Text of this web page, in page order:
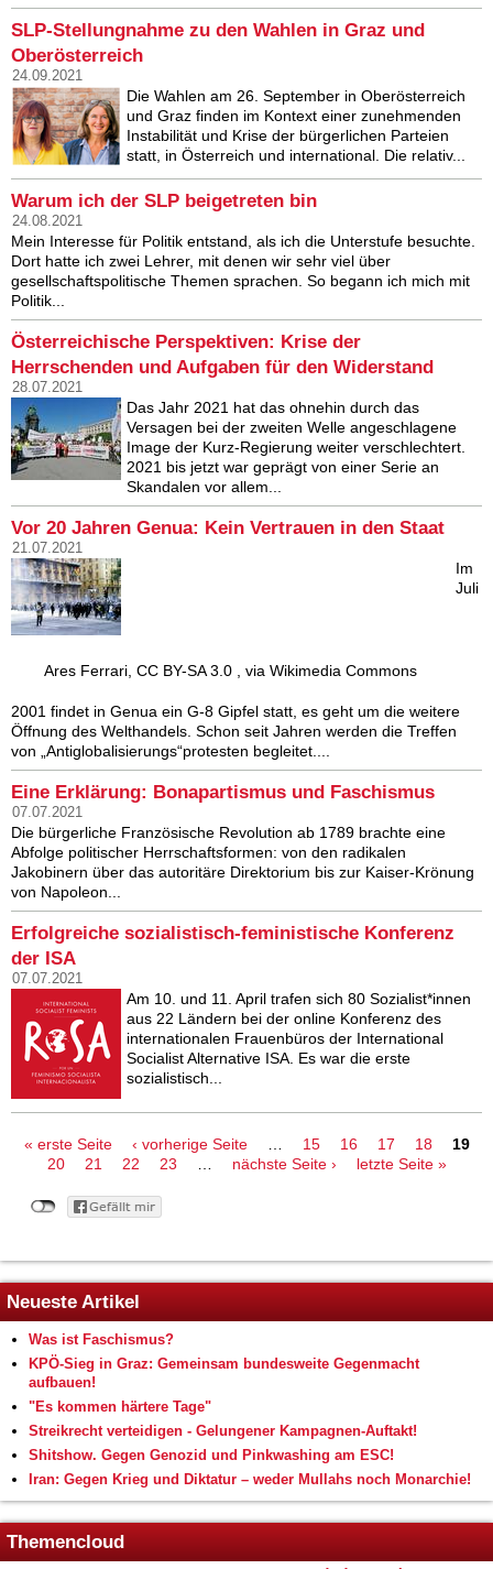
SLP-Stellungnahme zu den Wahlen in Graz und
Oberösterreich
24.09.2021
Die Wahlen am 26. September in Oberösterreich
und Graz finden im Kontext einer zunehmenden
Instabilität und Krise der bürgerlichen Parteien
statt, in Österreich und international. Die relativ...
Warum ich der SLP beigetreten bin
24.08.2021
Mein Interesse für Politik entstand, als ich die Unterstufe besuchte.
Dort hatte ich zwei Lehrer, mit denen wir sehr viel über
gesellschaftspolitische Themen sprachen. So begann ich mich mit
Politik...
Österreichische Perspektiven: Krise der
Herrschenden und Aufgaben für den Widerstand
28.07.2021
Das Jahr 2021 hat das ohnehin durch das
Versagen bei der zweiten Welle angeschlagene
Image der Kurz-Regierung weiter verschlechtert.
2021 bis jetzt war geprägt von einer Serie an
Skandalen vor allem...
Vor 20 Jahren Genua: Kein Vertrauen in den Staat
21.07.2021
Ares Ferrari, CC BY-SA 3.0 , via Wikimedia Commons
Im
Juli
2001 findet in Genua ein G-8 Gipfel statt, es geht um die weitere
Öffnung des Welthandels. Schon seit Jahren werden die Treffen
von „Antiglobalisierungs“protesten begleitet....
Eine Erklärung: Bonapartismus und Faschismus
07.07.2021
Die bürgerliche Französische Revolution ab 1789 brachte eine
Abfolge politischer Herrschaftsformen: von den radikalen
Jakobinern über das autoritäre Direktorium bis zur Kaiser-Krönung
von Napoleon...
Erfolgreiche sozialistisch-feministische Konferenz
der ISA
07.07.2021
Am 10. und 11. April trafen sich 80 Sozialist*innen
aus 22 Ländern bei der online Konferenz des
internationalen Frauenbüros der International
Socialist Alternative ISA. Es war die erste
sozialistisch...
Seiten
« erste Seite ‹ vorherige Seite … 15 16 17 18
19
20
21 22 23 … nächste Seite › letzte Seite »
Neueste Artikel
Was ist Faschismus?
KPÖ-Sieg in Graz: Gemeinsam bundesweite Gegenmacht
aufbauen!
"Es kommen härtere Tage"
Streikrecht verteidigen - Gelungener Kampagnen-Auftakt!
Shitshow. Gegen Genozid und Pinkwashing am ESC!
Iran: Gegen Krieg und Diktatur – weder Mullahs noch Monarchie!
Themencloud